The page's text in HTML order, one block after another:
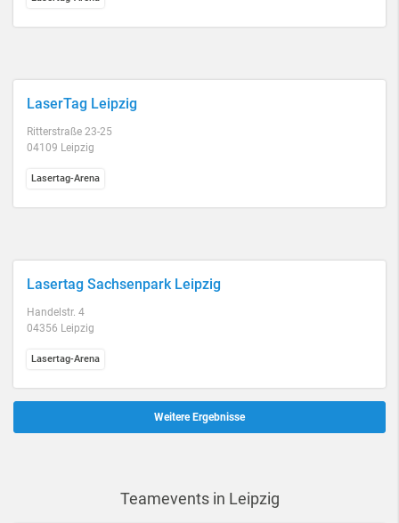
LaserTag Leipzig
Ritterstraße 23-25
04109 Leipzig
Lasertag-Arena
Lasertag Sachsenpark Leipzig
Handelstr. 4
04356 Leipzig
Lasertag-Arena
Weitere Ergebnisse
Teamevents in Leipzig